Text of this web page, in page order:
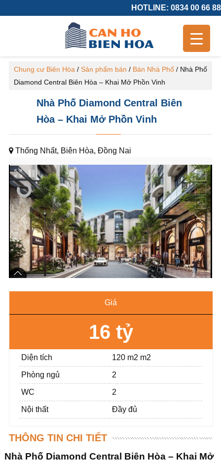
HOTLINE: 0834 00 66 88
Chung cư Biên Hòa / Sản phẩm bán / Bán Nhà Phố/ Nhà Phố
Diamond Central Biên Hòa – Khai Mở Phồn Vinh
Nhà Phố Diamond Central Biên
Hòa – Khai Mở Phồn Vinh
Thống Nhất, Biên Hòa, Đồng Nai
Giá
16 tỷ
Diện tích 120 m2 m2
Phòng ngủ 2
WC 2
Nội thất Đầy đủ
THÔNG TIN CHI TIẾT
Nhà Phố Diamond Central Biên Hòa – Khai Mở